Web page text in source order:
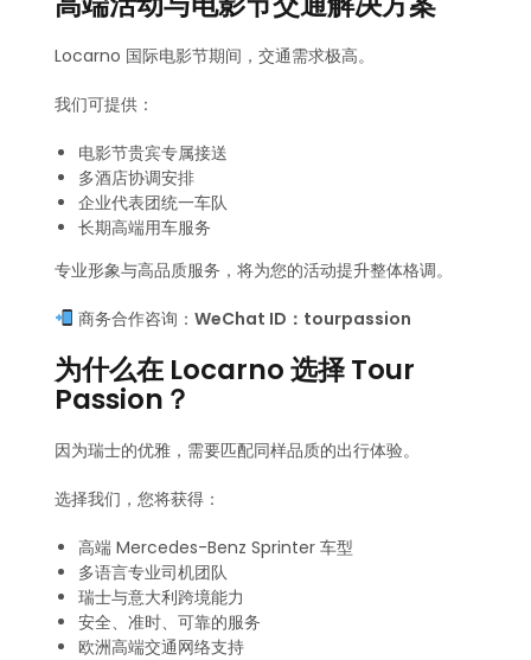
Locarno 国际电影节期间，交通需求极高。
我们可提供：
电影节贵宾专属接送
多酒店协调安排
企业代表团统一车队
长期高端用车服务
专业形象与高品质服务，将为您的活动提升整体格调。
商务合作咨询：WeChat ID：tourpassion
为什么在 Locarno 选择 Tour
Passion？
因为瑞士的优雅，需要匹配同样品质的出行体验。
选择我们，您将获得：
高端 Mercedes-Benz Sprinter 车型
多语言专业司机团队
瑞士与意大利跨境能力
安全、准时、可靠的服务
欧洲高端交通网络支持